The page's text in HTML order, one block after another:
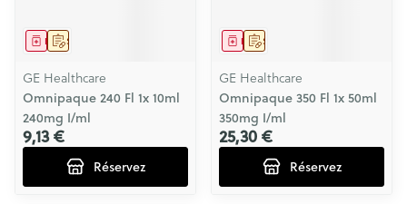
Sur prescription
Médicament
GE Healthcare
Omnipaque 240 Fl 1x 10ml
240mg I/ml
9,13 €
Réservez
Sur prescription
Médicament
GE Healthcare
Omnipaque 350 Fl 1x 50ml
350mg I/ml
25,30 €
Réservez